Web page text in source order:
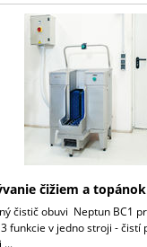
čižiem a topánok
čistič obuvi Neptun BC1
funkcie v jedno stroji - čistí
...